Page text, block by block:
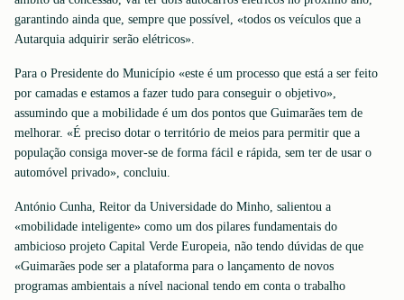
garantindo ainda que, sempre que possível, «todos os veículos que a
Autarquia adquirir serão elétricos».
Para o Presidente do Município «este é um processo que está a ser feito
por camadas e estamos a fazer tudo para conseguir o objetivo»,
assumindo que a mobilidade é um dos pontos que Guimarães tem de
melhorar. «É preciso dotar o território de meios para permitir que a
população consiga mover-se de forma fácil e rápida, sem ter de usar o
automóvel privado», concluiu.
António Cunha, Reitor da Universidade do Minho, salientou a
«mobilidade inteligente» como um dos pilares fundamentais do
ambicioso projeto Capital Verde Europeia, não tendo dúvidas de que
«Guimarães pode ser a plataforma para o lançamento de novos
programas ambientais a nível nacional tendo em conta o trabalho